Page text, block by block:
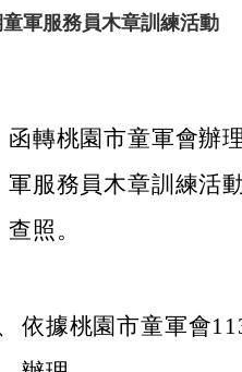
軍服務員木章訓練活動
函轉桃園市童軍會辦
軍服務員木章訓練活
查照。
依據桃園市童軍會